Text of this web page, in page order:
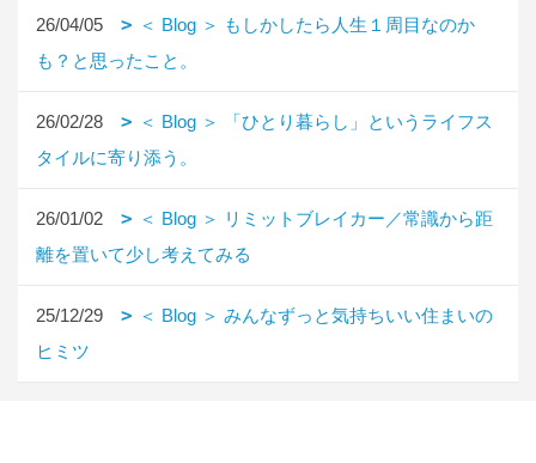
26/04/05
＜ Blog ＞ もしかしたら人生１周目なのか
も？と思ったこと。
26/02/28
＜ Blog ＞ 「ひとり暮らし」というライフス
タイルに寄り添う。
26/01/02
＜ Blog ＞ リミットブレイカー／常識から距
離を置いて少し考えてみる
25/12/29
＜ Blog ＞ みんなずっと気持ちいい住まいの
ヒミツ